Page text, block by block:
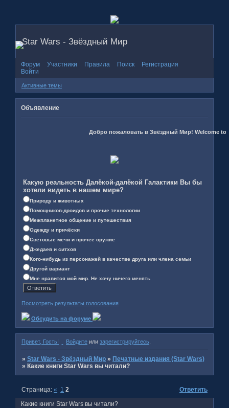
Star Wars - Звёздный Мир
Форум Участники Правила Поиск
Регистрация
Войти
Активные темы
Объявление
Добро пожаловать в Звёздный Мир! Welcome to
Какую реальность Далёкой-далёкой Галактики Вы бы
хотели видеть в нашем мире?
Природу и животных
Помощников-дроидов и прочие технологии
Межпланетное общение и путешествия
Одежду и причёски
Световые мечи и прочее оружие
Джедаев и ситхов
Кого-нибудь из персонажей в качестве друга или члена семьи
Другой вариант
Мне нравится мой мир. Не хочу ничего менять
Посмотреть результаты голосования
Обсудить на форуме
Привет, Гость! Войдите или зарегистрируйтесь
»Star Wars - Звёздный Мир »Печатные издания (Star Wars)
»Какие книги Star Wars вы читали?
Какие книги Star Wars вы читали?
Страница:« 1 2 Ответить